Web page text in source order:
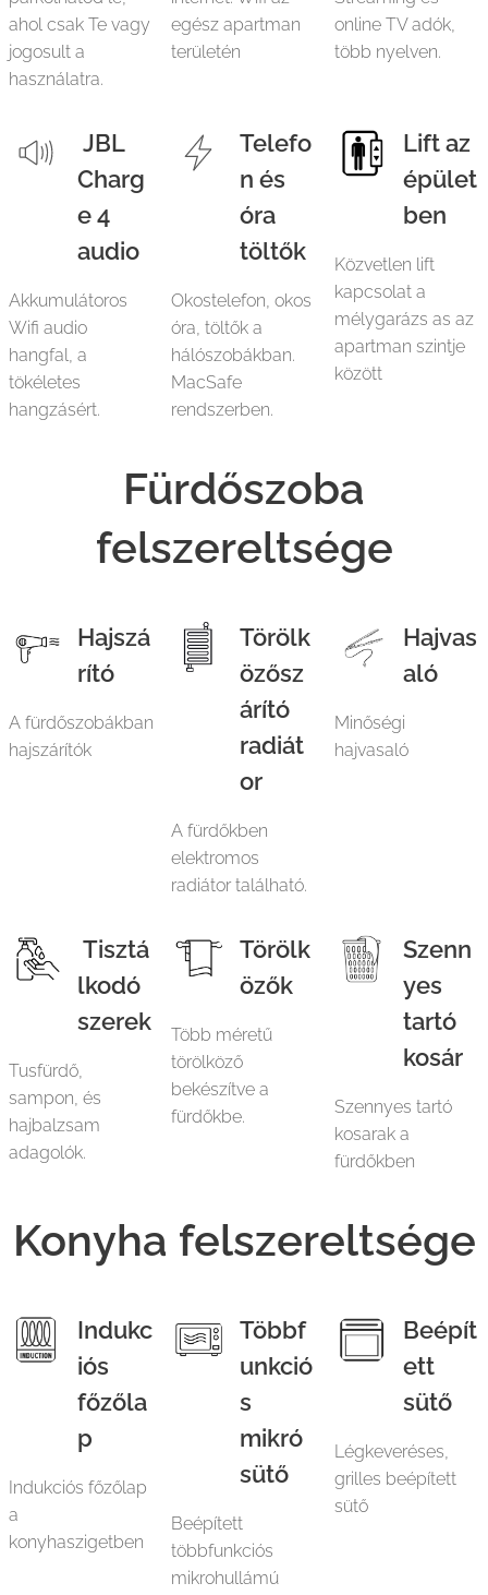
ahol csak Te vagy
jogosult a
használatra.
egész apartman
területén
online TV adók,
több nyelven.
JBL
Charg
e 4
audio
Akkumulátoros
Wifi audio
hangfal, a
tökéletes
hangzásért.
Telefo
n és
óra
töltők
Okostelefon, okos
óra, töltők a
hálószobákban.
MacSafe
rendszerben.
Lift az
épület
ben
Közvetlen lift
kapcsolat a
mélygarázs as az
apartman szintje
között
Fürdőszoba
felszereltsége
Hajszá
rító
A fürdőszobákban
hajszárítók
Törölk
özősz
árító
radiát
or
A fürdőkben
elektromos
radiátor található.
Hajvas
aló
Minőségi
hajvasaló
Tisztá
lkodó
szerek
Tusfürdő,
sampon, és
hajbalzsam
adagolók.
Törölk
özők
Több méretű
törölköző
bekészítve a
fürdőkbe.
Szenn
yes
tartó
kosár
Szennyes tartó
kosarak a
fürdőkben
Konyha felszereltsége
Indukc
iós
főzőla
p
Indukciós főzőlap
a
konyhaszigetben
Többf
unkció
s
mikró
sütő
Beépített
többfunkciós
mikrohullámú
Beépít
ett
sütő
Légkeveréses,
grilles beépített
sütő